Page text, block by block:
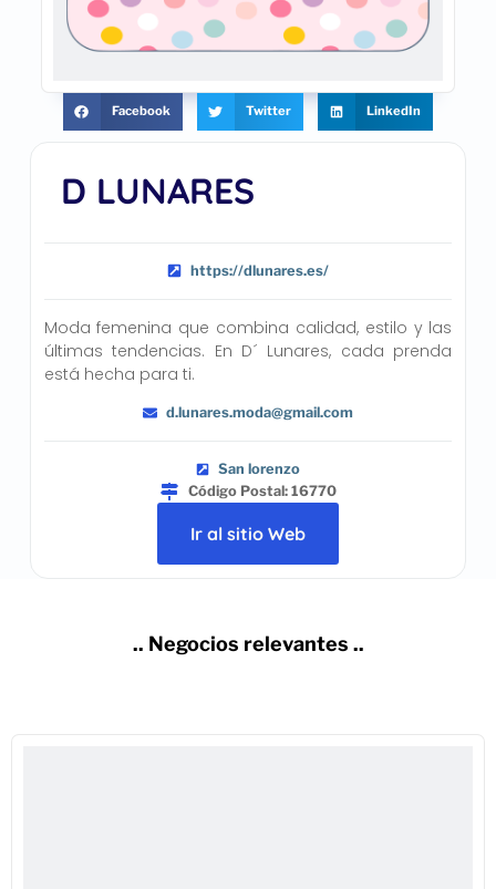
D LUNARES
https://dlunares.es/
Moda femenina que combina calidad, estilo y las
últimas tendencias. En D´ Lunares, cada prenda
está hecha para ti.
d.lunares.moda@gmail.com
San lorenzo
Código Postal: 16770
Ir al sitio Web
Facebook Twitter LinkedIn
.. Negocios relevantes ..